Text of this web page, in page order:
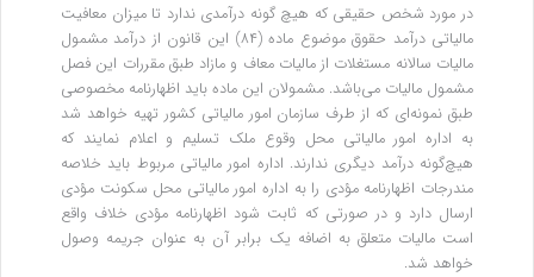
‌در مورد شخص حقیقی که هیچ گونه درآمدی ندارد تا میزان معافیت
مالیاتی درآمد حقوق موضوع ماده (۸۴) این قانون از درآمد مشمول
مالیات سالانه مستغلات از مالیات معاف و مازاد طبق مقررات این فصل
مشمول مالیات می‌باشد. مشمولان این ماده باید اظهارنامه مخصوصی
طبق نمونه‌ای که از طرف سازمان امور مالیاتی کشور تهیه خواهد شد
به اداره امور مالیاتی محل وقوع ملک تسلیم و اعلام نمایند که
هیچ‌گونه درآمد دیگری ندارند. اداره امور مالیاتی مربوط باید خلاصه
مندرجات اظهارنامه مؤدی را به اداره امور مالیاتی محل سکونت مؤدی
ارسال دارد و در صورتی که ثابت شود اظهارنامه مؤدی خلاف واقع
است مالیات متعلق به اضافه یک برابر آن به عنوان جریمه وصول
خواهد شد.